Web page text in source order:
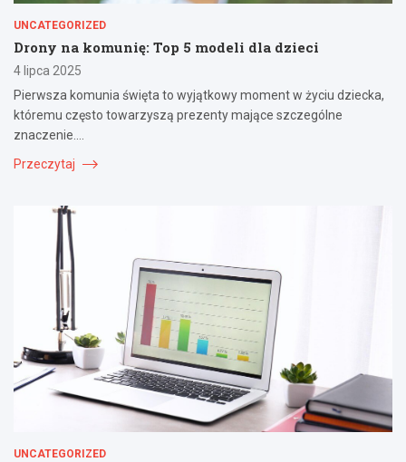
UNCATEGORIZED
Drony na komunię: Top 5 modeli dla dzieci
4 lipca 2025
Pierwsza komunia święta to wyjątkowy moment w życiu dziecka,
któremu często towarzyszą prezenty mające szczególne
znaczenie.…
Przeczytaj
UNCATEGORIZED